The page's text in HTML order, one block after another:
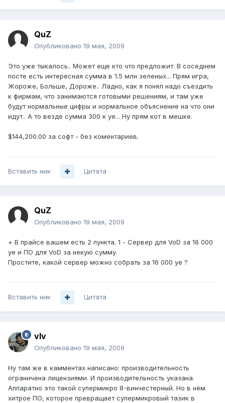
QuZ
Опубликовано 19 мая, 2009
Это уже тыкалось.. Может еще кто что предложит. В соседнем
посте есть интересная сумма в 1.5 млн зеленых... Прям игра,
Жороже, Больше, Дороже.. Ладно, как я понял надо съездить
к фирмам, что занимаются готовыми решениям, и там уже
будут нормальные цифры и нормальное объяснение на что они
идут.. А то везде сумма 300 к уе... Ну прям кот в мешке.
$144,200.00 за софт - без коментариев.
Вставить ник Цитата
QuZ
Опубликовано 19 мая, 2009
+ В прайсе вашем есть 2 пункта. 1 - Сервер для VoD за 16 000
уе и ПО для VoD за некую сумму.
Простите, какой сервер можно собрать за 16 000 уе ?
Вставить ник Цитата
vIv
Опубликовано 19 мая, 2009
Ну там же в камментах написано: производительность
ограничена лицензиями. И производительность указана.
Аппаратно это такой супермикро 8-винчестерный. Но в нём
хитрое ПО, которое превращает супермикровый тазик в